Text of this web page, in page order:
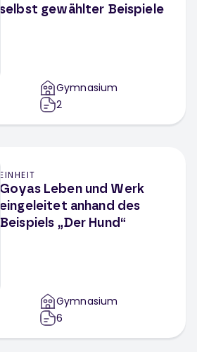
selbst gewählter Beispiele
Gymnasium
2
EINHEIT
Goyas Leben und Werk
eingeleitet anhand des
Beispiels „Der Hund“
Gymnasium
6